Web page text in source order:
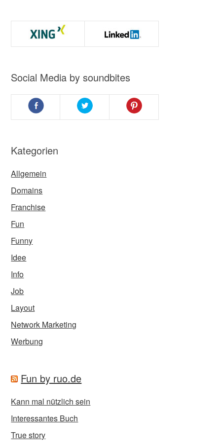
Social Media by soundbites
Kategorien
Allgemein
Domains
Franchise
Fun
Funny
Idee
Info
Job
Layout
Network Marketing
Werbung
Fun by ruo.de
Kann mal nützlich sein
Interessantes Buch
True story